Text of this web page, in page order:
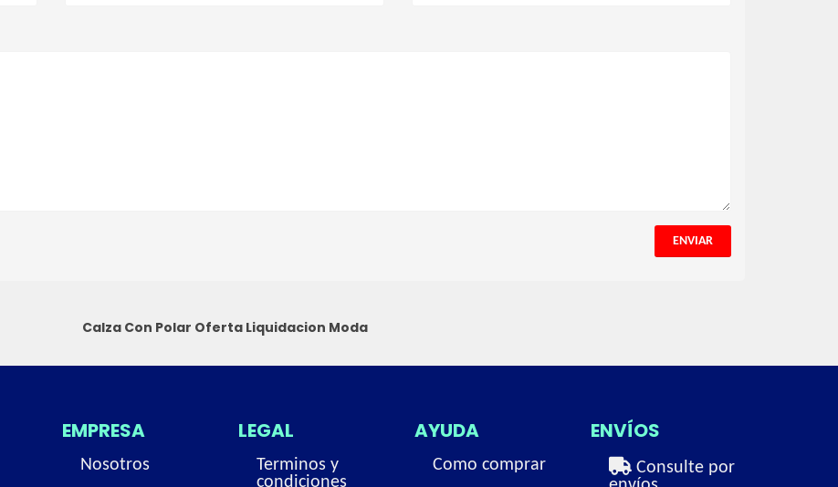
ENVIAR
Calza Con Polar Oferta Liquidacion Moda
EMPRESA
Nosotros
LEGAL
Terminos y
condiciones
AYUDA
Como comprar
ENVÍOS
Consulte por